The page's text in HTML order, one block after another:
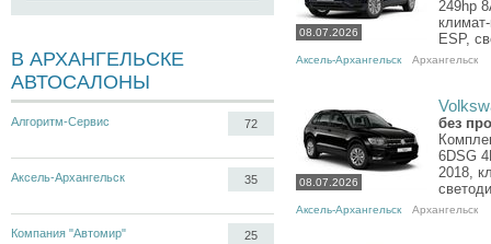
В АРХАНГЕЛЬСКЕ
АВТОСАЛОНЫ
Алгоритм-Сервис 72
Аксель-Архангельск 35
Компания "Автомир" 25
08.07.2026
249hp
ESP,
Аксель-Архангельск Архангельск
08.07.2026
без
6DSG
2018,
Аксель-Архангельск Архангельск